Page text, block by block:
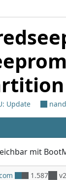
Update nand
mit
1.587